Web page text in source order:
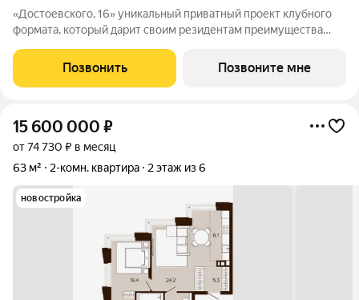
«Достоевского, 16» уникальный приватный проект клубного
формата, который дарит своим резидентам преимущества
сохраняя приватность. Находиться среди людей и
одновременно в уединенном месте,
Позвонить Позвоните мне
15 600 000 ₽
от 74 730 ₽ в месяц
63 м²
2-комн. квартира 2 этаж из 6
новостройка